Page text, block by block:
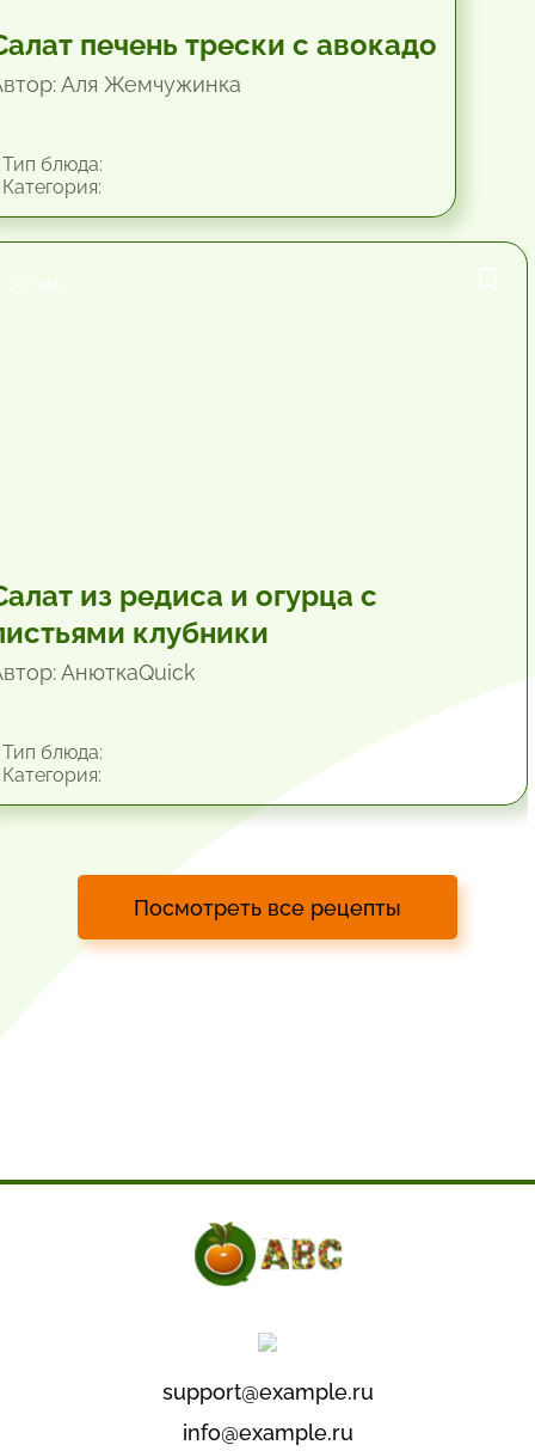
печень трески с авокадо
Аля Жемчужинка
блюда:
из редиса и огурца с
клубники
АнюткаQuiсk
блюда:
Посмотреть все рецепты
support@example.ru
info@example.ru